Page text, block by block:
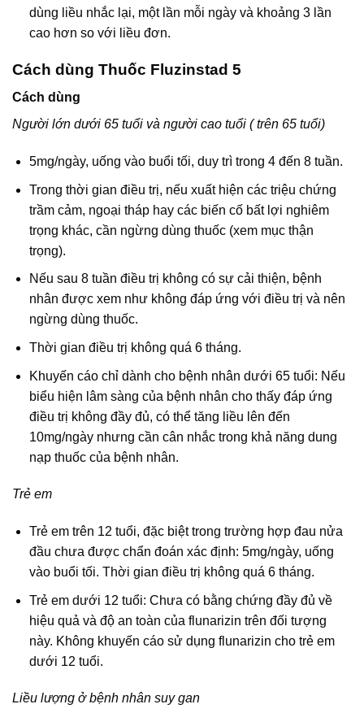
dùng liều nhắc lại, một lần mỗi ngày và khoảng 3 lần
cao hơn so với liều đơn.
Cách dùng Thuốc Fluzinstad 5
Cách dùng
Người lớn dưới 65 tuổi và người cao tuổi ( trên 65 tuổi)
5mg/ngày, uống vào buổi tối, duy trì trong 4 đến 8 tuần.
Trong thời gian điều trị, nếu xuất hiện các triệu chứng
trầm cảm, ngoại tháp hay các biến cố bất lợi nghiêm
trọng khác, cần ngừng dùng thuốc (xem mục thận
trọng).
Nếu sau 8 tuần điều trị không có sự cải thiện, bệnh
nhân được xem như không đáp ứng với điều trị và nên
ngừng dùng thuốc.
Thời gian điều trị không quá 6 tháng.
Khuyến cáo chỉ dành cho bệnh nhân dưới 65 tuổi: Nếu
biểu hiện lâm sàng của bệnh nhân cho thấy đáp ứng
điều trị không đầy đủ, có thể tăng liều lên đến
10mg/ngày nhưng cần cân nhắc trong khả năng dung
nạp thuốc của bệnh nhân.
Trẻ em
Trẻ em trên 12 tuổi, đặc biệt trong trường hợp đau nửa
đầu chưa được chẩn đoán xác định: 5mg/ngày, uống
vào buổi tối. Thời gian điều trị không quá 6 tháng.
Trẻ em dưới 12 tuổi: Chưa có bằng chứng đầy đủ về
hiệu quả và độ an toàn của flunarizin trên đối tượng
này. Không khuyến cáo sử dụng flunarizin cho trẻ em
dưới 12 tuổi.
Liều lượng ở bệnh nhân suy gan